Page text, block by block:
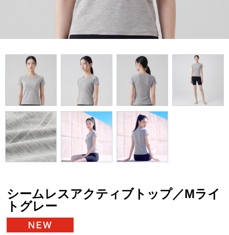
シームレスアクティブトップ／Mライ
トグレー